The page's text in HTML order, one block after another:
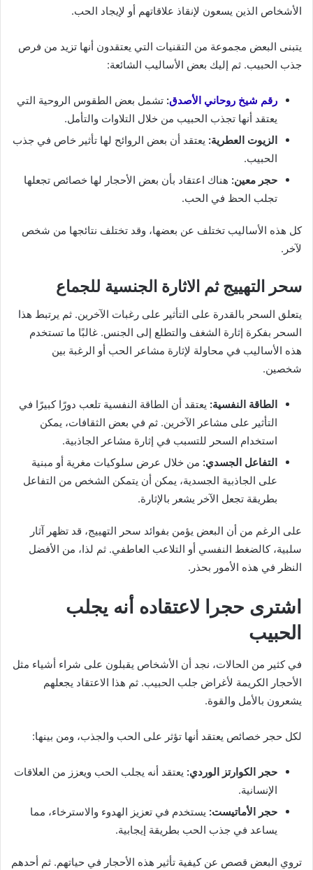
الأشخاص الذين يسعون لإنقاذ علاقاتهم أو لإيجاد الحب.
يتبنى البعض مجموعة من التقنيات التي يعتقدون أنها تزيد من فرص
جذب الحبيب. ثم إليك بعض الأساليب الشائعة:
رقم شيخ روحاني الأصدق: تشمل بعض الطقوس الروحية التي
يعتقد أنها تجذب الحبيب من خلال التلاوات والتأمل.
الزيوت العطرية: يعتقد أن بعض الروائح لها تأثير خاص في جذب
الحبيب.
حجر معين: هناك اعتقاد بأن بعض الأحجار لها خصائص تجعلها
تجلب الحظ في الحب.
كل هذه الأساليب تختلف عن بعضها، وقد تختلف نتائجها من شخص
لآخر.
سحر التهييج ثم الاثارة الجنسية للجماع
يتعلق السحر بالقدرة على التأثير على رغبات الآخرين. ثم يرتبط هذا
السحر بفكرة إثارة الشغف والتطلع إلى الجنس. غالبًا ما تستخدم
هذه الأساليب في محاولة لإثارة مشاعر الحب أو الرغبة بين
شخصين.
الطاقة النفسية: يعتقد أن الطاقة النفسية تلعب دورًا كبيرًا في
التأثير على مشاعر الآخرين. ثم في بعض الثقافات، يمكن
استخدام السحر للتسبب في إثارة مشاعر الجاذبية.
التفاعل الجسدي: من خلال عرض سلوكيات مغرية أو مبنية
على الجاذبية الجسدية، يمكن أن يتمكن الشخص من التفاعل
بطريقة تجعل الآخر يشعر بالإثارة.
على الرغم من أن البعض يؤمن بفوائد سحر التهييج، قد تظهر آثار
سلبية، كالضغط النفسي أو التلاعب العاطفي. ثم لذا، من الأفضل
النظر في هذه الأمور بحذر.
اشترى حجرا لاعتقاده أنه يجلب
الحبيب
في كثير من الحالات، نجد أن الأشخاص يقبلون على شراء أشياء مثل
الأحجار الكريمة لأغراض جلب الحبيب. ثم هذا الاعتقاد يجعلهم
يشعرون بالأمل والقوة.
لكل حجر خصائص يعتقد أنها تؤثر على الحب والجذب، ومن بينها:
حجر الكوارتز الوردي: يعتقد أنه يجلب الحب ويعزز من العلاقات
الإنسانية.
حجر الأماتيست: يستخدم في تعزيز الهدوء والاسترخاء، مما
يساعد في جذب الحب بطريقة إيجابية.
تروي البعض قصص عن كيفية تأثير هذه الأحجار في حياتهم. ثم أحدهم